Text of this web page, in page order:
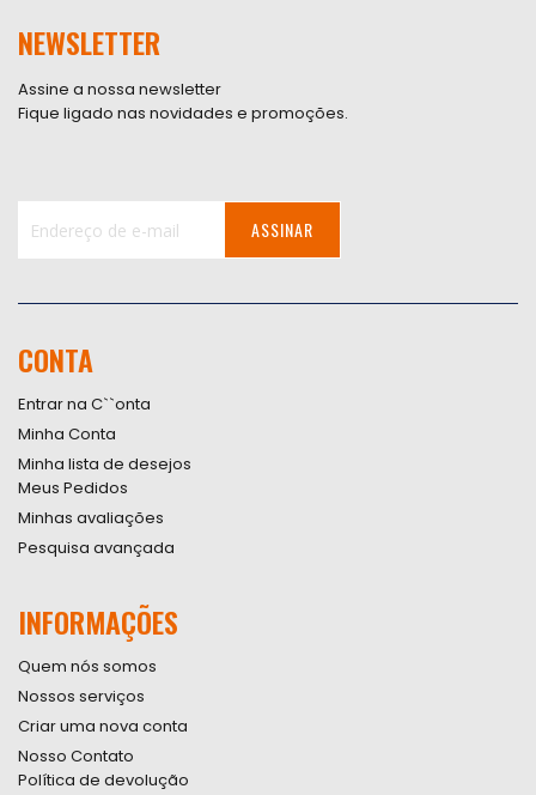
NEWSLETTER
Assine a nossa newsletter
Fique ligado nas novidades e promoções.
Newsletter:
ASSINAR
CONTA
Entrar na C``onta
Minha Conta
Minha lista de desejos
Meus Pedidos
Minhas avaliações
Pesquisa avançada
INFORMAÇÕES
Quem nós somos
Nossos serviços
Criar uma nova conta
Nosso Contato
Política de devolução